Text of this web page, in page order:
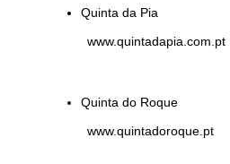
Quinta da Pia
www.quintadapia.com.pt
Quinta do Roque
www.quintadoroque.pt